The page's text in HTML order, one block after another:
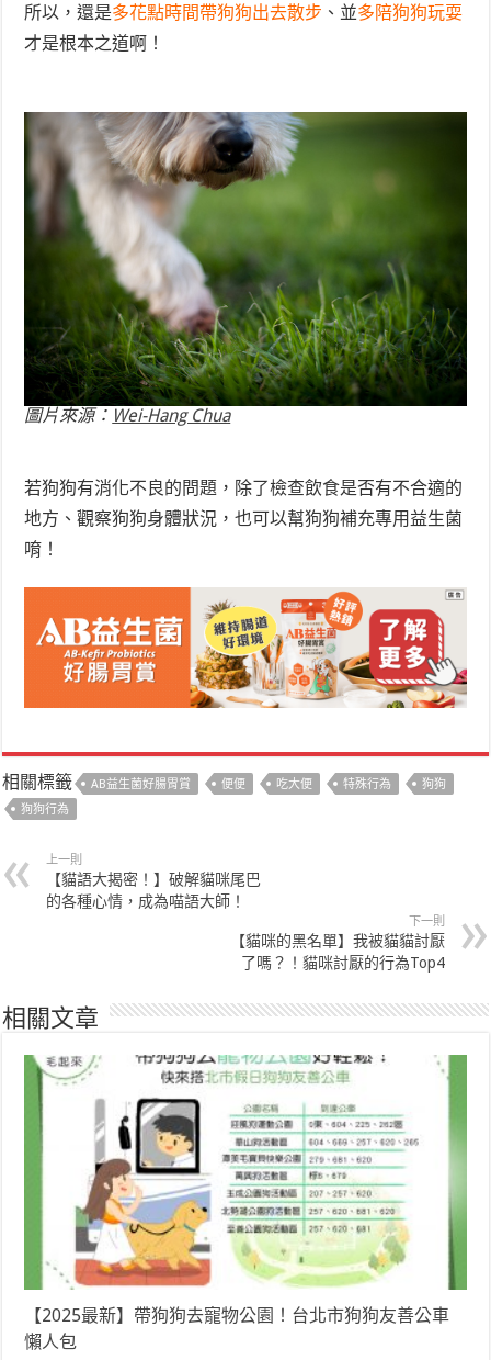
所以，還是多花點時間帶狗狗出去散步 、並多陪狗狗玩耍
才是根本之道啊！
圖片來源： Wei-Hang Chua
若狗狗有消化不良的問題，除了檢查飲食是否有不合適的
地方、觀察狗狗身體狀況，也可以幫狗狗補充專用益生菌
唷！
相關標籤 AB益生菌好腸胃賞 便便 吃大便 特殊行為
狗狗
狗狗行為
上一則
【貓語大揭密！】破解貓咪尾巴
的各種心情，成為喵語大師！
下一則
【貓咪的黑名單】我被貓貓討厭
了嗎？！貓咪討厭的行為Top4
相關文章
【2025最新】帶狗狗去寵物公園！台北市狗狗友善公車
懶人包